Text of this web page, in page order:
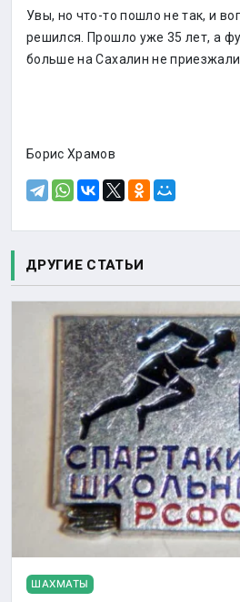
Увы, но что-то пошло не так, и
решился. Прошло уже 35 лет, а
больше на Сахалин не
Борис Храмов
ДРУГИЕ СТАТЬИ
ШАХМАТЫ